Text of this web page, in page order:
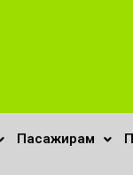
Пасажирам